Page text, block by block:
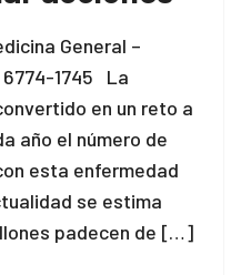
General –
6774-1745 La
en un reto a
año el número de
esta enfermedad
se estima
padecen de […]